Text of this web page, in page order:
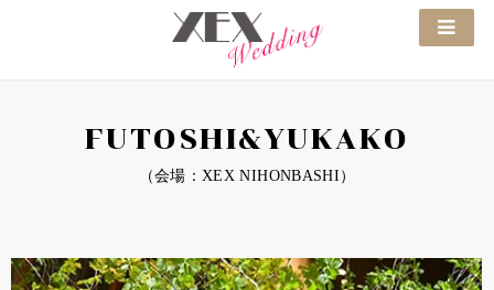
FUTOSHI&YUKAKO
（会場：XEX NIHONBASHI）